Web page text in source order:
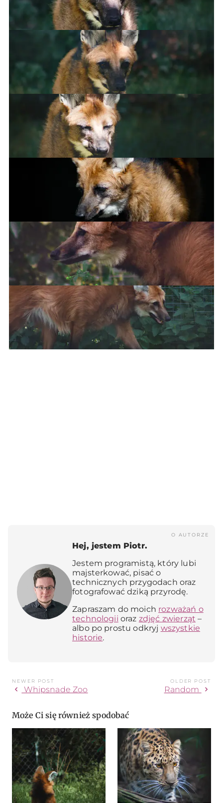
O AUTORZE
Hej, jestem Piotr.
Jestem programistą, który lubi
majsterkować, pisać o
technicznych przygodach oraz
fotografować dziką przyrodę.
Zapraszam do moich rozważań o
technologii oraz zdjęć zwierząt –
albo po prostu odkryj wszystkie
historie.
NEWER POST
chevron_left Whipsnade Zoo
OLDER POST
Random chevron_right
Może Ci się również spodobać